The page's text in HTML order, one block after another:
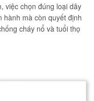
việc chọn đúng loại dây
mà còn quyết định
cháy nổ và tuổi thọ